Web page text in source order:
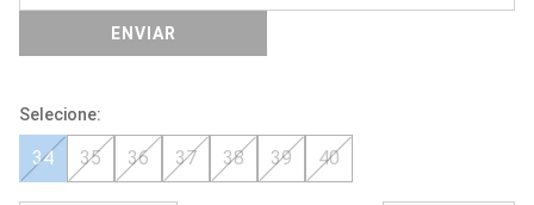
ENVIAR
34 35 36 37 38 39 40